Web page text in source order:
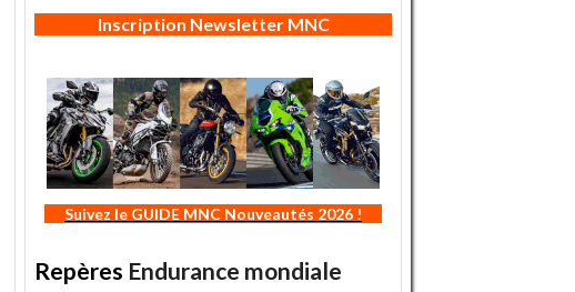
Inscription Newsletter MNC
Suivez le GUIDE MNC Nouveautés 2026 !
Repères Endurance mondiale